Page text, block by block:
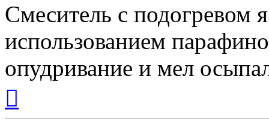
Смеситель с подогревом
использованием
опудривание и мел
началу